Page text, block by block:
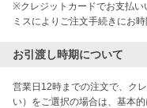
※クレジットカードでお支払い
ミスによりご注文手続きにお
お引渡し時期について
営業日12時までの注文で、ク
い）をご選択の場合は、基本的